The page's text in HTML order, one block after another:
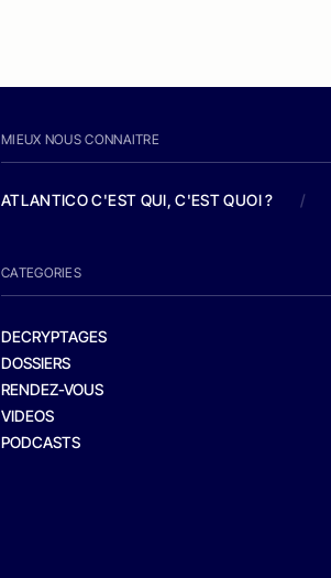
MIEUX NOUS CONNAITRE
ATLANTICO C'EST QUI, C'EST QUOI ? /
CATEGORIES
DECRYPTAGES
DOSSIERS
RENDEZ-VOUS
VIDEOS
PODCASTS